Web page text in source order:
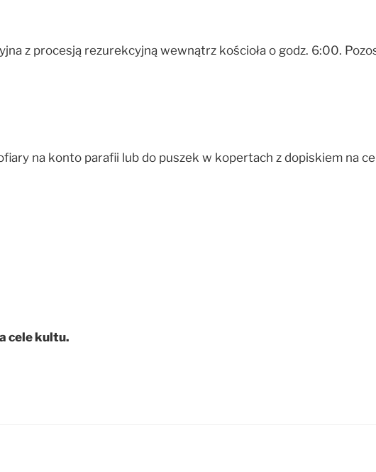
z procesją rezurekcyjną wewnątrz kościoła o godz. 6:00.
na konto parafii lub do puszek w kopertach z dopiskiem na
cele kultu.